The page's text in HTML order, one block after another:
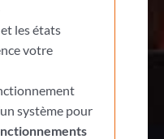
les états
votre
système pour